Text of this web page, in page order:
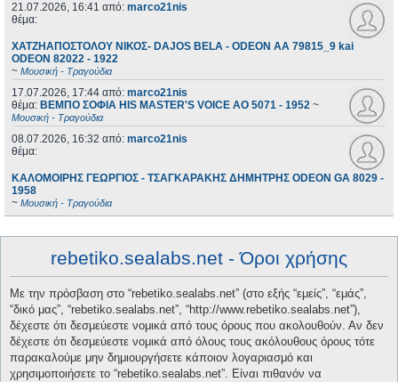
21.07.2026, 16:41 από: marco21nis
θέμα:
ΧΑΤΖΗΑΠΟΣΤΟΛΟΥ ΝΙΚΟΣ- DAJOS BELA - ODEON AA 79815_9 kai
ODEON 82022 - 1922
~ Μουσική - Τραγούδια
17.07.2026, 17:44 από: marco21nis
θέμα: ΒΕΜΠΟ ΣΟΦΙΑ HIS MASTER'S VOICE AO 5071 - 1952 ~
Μουσική - Τραγούδια
08.07.2026, 16:32 από: marco21nis
θέμα:
ΚΑΛΟΜΟΙΡΗΣ ΓΕΩΡΓΙΟΣ - ΤΣΑΓΚΑΡΑΚΗΣ ΔΗΜΗΤΡΗΣ ODEON GA 8029 -
1958
~ Μουσική - Τραγούδια
rebetiko.sealabs.net - Όροι χρήσης
Με την πρόσβαση στο “rebetiko.sealabs.net” (στο εξής “εμείς”, “εμάς”,
“δικό μας”, “rebetiko.sealabs.net”, “http://www.rebetiko.sealabs.net”),
δέχεστε ότι δεσμεύεστε νομικά από τους όρους που ακολουθούν. Αν δεν
δέχεστε ότι δεσμεύεστε νομικά από όλους τους ακόλουθους όρους τότε
παρακαλούμε μην δημιουργήσετε κάποιον λογαριασμό και
χρησιμοποιήσετε το “rebetiko.sealabs.net”. Είναι πιθανόν να